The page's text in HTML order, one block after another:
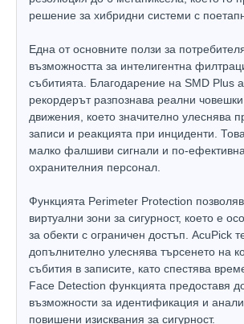
решение за хибридни системи с
Една от основните ползи за
възможността за интелигентна
събитията. Благодарение на SMD Plus
рекордерът разпознава реални
движения, което значително улеснява
записи и реакцията при инциденти.
малко фалшиви сигнали и по-
охранителния персонал.
Функцията Perimeter Protection
виртуални зони за сигурност, което е
за обекти с ограничен достъп. AcuPick
допълнително улеснява търсенето на
събития в записите, като спестява
Face Detection функцията предоставя
възможности за идентификация и
повишени изисквания за сигурност.